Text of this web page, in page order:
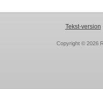
Tekst-version
Copyright © 2026